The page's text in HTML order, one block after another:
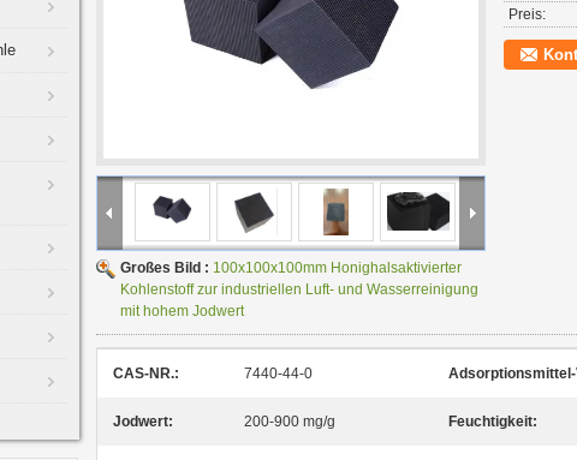
Großes Bild : 100x100x100mm Honighalsaktivierter
Kohlenstoff zur industriellen Luft- und Wasserreinigung
mit hohem Jodwert
Preis:
CAS-NR.: 7440-44-0
Jodwert: 200-900 mg/g Feuchtigkeit: